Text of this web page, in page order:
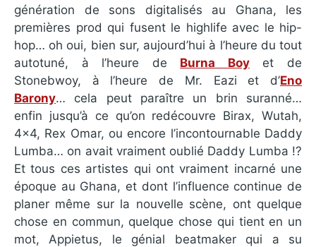
génération de sons digitalisés au Ghana, les
premières prod qui fusent le highlife avec le hip-
hop… oh oui, bien sur, aujourd’hui à l’heure du tout
autotuné, à l’heure de Burna Boyet de
Stonebwoy, à l’heure de Mr. Eazi et d’Eno
Barony… cela peut paraître un brin suranné…
enfin jusqu’à ce qu’on redécouvre Birax, Wutah,
4×4, Rex Omar, ou encore l’incontournable Daddy
Lumba… on avait vraiment oublié Daddy Lumba !?
Et tous ces artistes qui ont vraiment incarné une
époque au Ghana, et dont l’influence continue de
planer même sur la nouvelle scène, ont quelque
chose en commun, quelque chose qui tient en un
mot, Appietus, le génial beatmaker qui a su